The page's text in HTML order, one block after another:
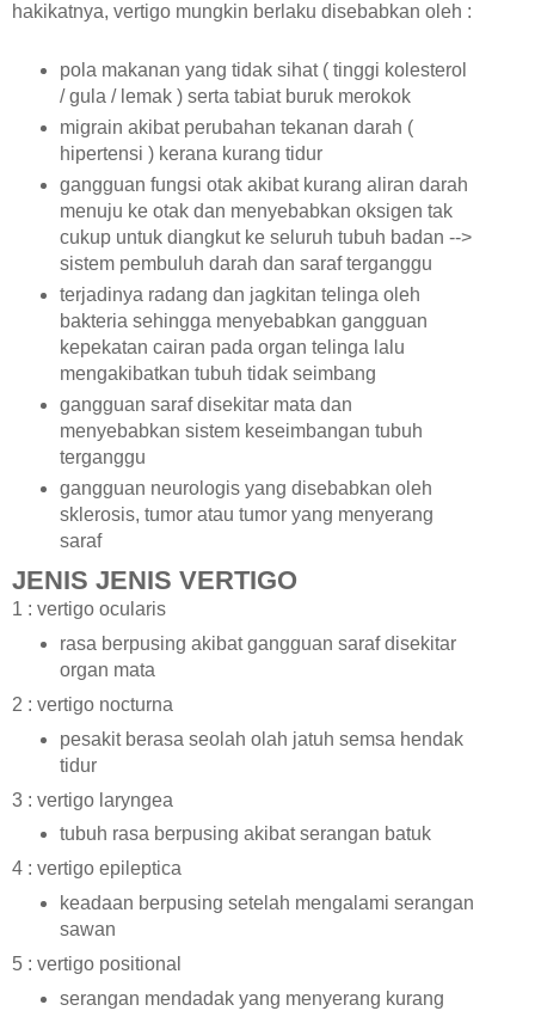
hakikatnya, vertigo mungkin berlaku disebabkan oleh :
pola makanan yang tidak sihat ( tinggi kolesterol
/ gula / lemak ) serta tabiat buruk merokok
migrain akibat perubahan tekanan darah (
hipertensi ) kerana kurang tidur
gangguan fungsi otak akibat kurang aliran darah
menuju ke otak dan menyebabkan oksigen tak
cukup untuk diangkut ke seluruh tubuh badan -->
sistem pembuluh darah dan saraf terganggu
terjadinya radang dan jagkitan telinga oleh
bakteria sehingga menyebabkan gangguan
kepekatan cairan pada organ telinga lalu
mengakibatkan tubuh tidak seimbang
gangguan saraf disekitar mata dan
menyebabkan sistem keseimbangan tubuh
terganggu
gangguan neurologis yang disebabkan oleh
sklerosis, tumor atau tumor yang menyerang
saraf
JENIS JENIS VERTIGO
1 : vertigo ocularis
rasa berpusing akibat gangguan saraf disekitar
organ mata
2 : vertigo nocturna
pesakit berasa seolah olah jatuh semsa hendak
tidur
3 : vertigo laryngea
tubuh rasa berpusing akibat serangan batuk
4 : vertigo epileptica
keadaan berpusing setelah mengalami serangan
sawan
5 : vertigo positional
serangan mendadak yang menyerang kurang